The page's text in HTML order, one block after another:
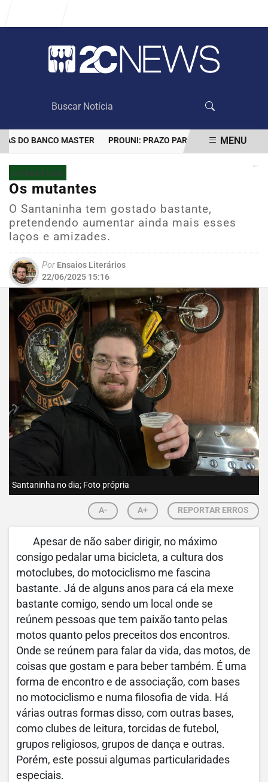
DO BANCO MASTER PROUNI: PRAZO PARA COMPROVAR
EM ALTA
MENU
LITERATURA
Os mutantes
O Santaninha tem gostado bastante,
pretendendo aumentar ainda mais esses
laços e amizades.
Por Ensaios Literários
22/06/2025 15:16
Santaninha no dia; Foto própria
A- A+ REPORTAR ERROS
Apesar de não saber dirigir, no máximo
consigo pedalar uma bicicleta, a cultura dos
motoclubes, do motociclismo me fascina
bastante. Já de alguns anos para cá ela mexe
bastante comigo, sendo um local onde se
reúnem pessoas que tem paixão tanto pelas
motos quanto pelos preceitos dos encontros.
Onde se reúnem para falar da vida, das motos, de
coisas que gostam e para beber também. É uma
forma de encontro e de associação, com bases
no motociclismo e numa filosofia de vida. Há
várias outras formas disso, com outras bases,
como clubes de leitura, torcidas de futebol,
grupos religiosos, grupos de dança e outras.
Porém, este possui algumas particularidades
especiais.